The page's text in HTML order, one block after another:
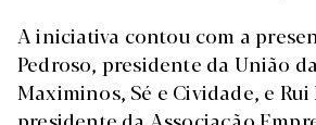
A iniciativa contou com a
Pedroso, presidente da União
Maximinos, Sé e Cividade, e